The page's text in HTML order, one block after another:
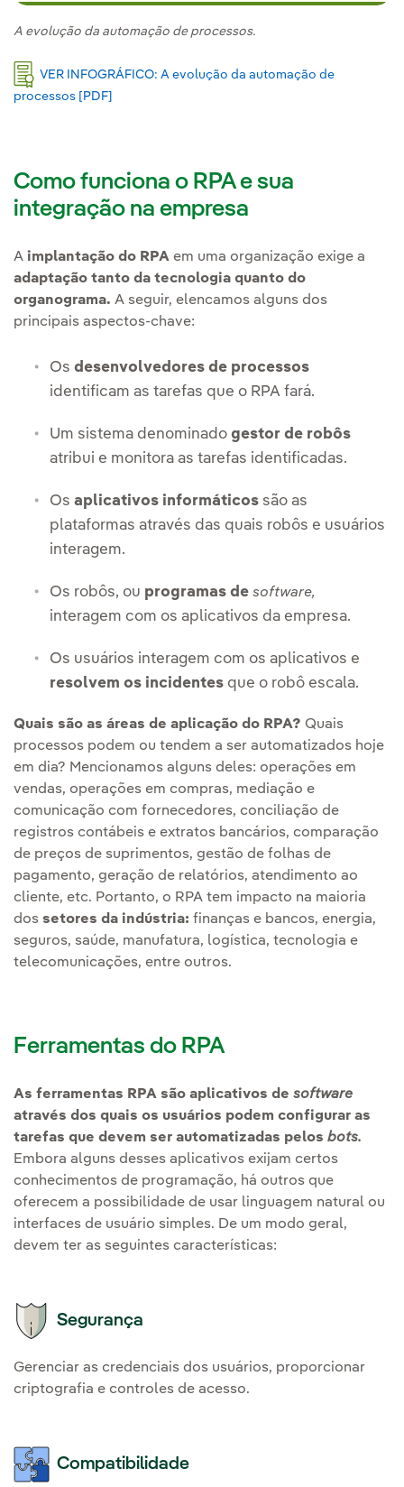
A evolução da automação de processos.
VER INFOGRÁFICO: A evolução da automação de
processos [PDF]
Como funciona o RPA e sua
integração na empresa
A implantação do RPA em uma organização exige a
adaptação tanto da tecnologia quanto do
organograma. A seguir, elencamos alguns dos
principais aspectos-chave:
Os desenvolvedores de processos
identificam as tarefas que o RPA fará.
Um sistema denominado gestor de robôs
atribui e monitora as tarefas identificadas.
Os aplicativos informáticos são as
plataformas através das quais robôs e usuários
interagem.
Os robôs, ou programas de software,
interagem com os aplicativos da empresa.
Os usuários interagem com os aplicativos e
resolvem os incidentes que o robô escala.
Quais são as áreas de aplicação do RPA? Quais
processos podem ou tendem a ser automatizados hoje
em dia? Mencionamos alguns deles: operações em
vendas, operações em compras, mediação e
comunicação com fornecedores, conciliação de
registros contábeis e extratos bancários, comparação
de preços de suprimentos, gestão de folhas de
pagamento, geração de relatórios, atendimento ao
cliente, etc. Portanto, o RPA tem impacto na maioria
dos setores da indústria: finanças e bancos, energia,
seguros, saúde, manufatura, logística, tecnologia e
telecomunicações, entre outros.
Ferramentas do RPA
As ferramentas RPA são aplicativos de software
através dos quais os usuários podem configurar as
tarefas que devem ser automatizadas pelos bots.
Embora alguns desses aplicativos exijam certos
conhecimentos de programação, há outros que
oferecem a possibilidade de usar linguagem natural ou
interfaces de usuário simples. De um modo geral,
devem ter as seguintes características:
Segurança
Gerenciar as credenciais dos usuários, proporcionar
criptografia e controles de acesso.
Compatibilidade